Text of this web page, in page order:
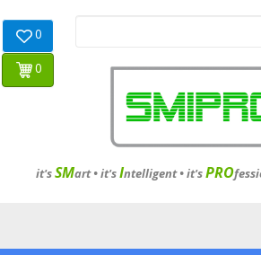
it'sSMart •it'sIntelligent•it'sPRO
0
0